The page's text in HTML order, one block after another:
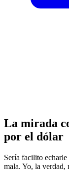
La mirada
por el dólar
Sería facilito
mala. Yo, la verdad,